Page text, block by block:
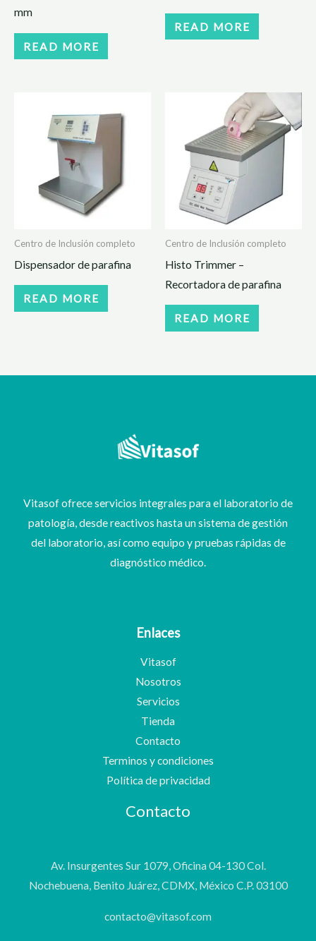
mm
READ MORE
READ MORE
Centro de Inclusión completo
Dispensador de parafina
READ MORE
Centro de Inclusión completo
Histo Trimmer –
Recortadora de parafina
READ MORE
Vitasof ofrece servicios integrales para el laboratorio de
patología, desde reactivos hasta un sistema de gestión
del laboratorio, así como equipo y pruebas rápidas de
diagnóstico médico.
Enlaces
Vitasof
Nosotros
Servicios
Tienda
Contacto
Terminos y condiciones
Política de privacidad
Contacto
Av. Insurgentes Sur 1079, Oficina 04-130 Col.
Nochebuena, Benito Juárez, CDMX, México C.P. 03100
contacto@vitasof.com